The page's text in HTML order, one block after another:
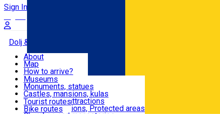
Sign In
Dolj & Craiova
Attractions
Routes
Customs, Traditions
About
Map
How to arrive?
Recommendations
Tourist attractions
News
Museums
Monuments, statues
Castles, mansions, kulas
Architectural attractions
Natural attractions, Protected areas
Tourist routes
Bike routes